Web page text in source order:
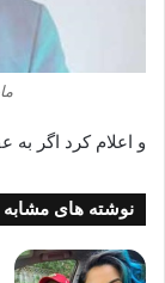
و اعلام کرد اگر
نوشته های مشابه